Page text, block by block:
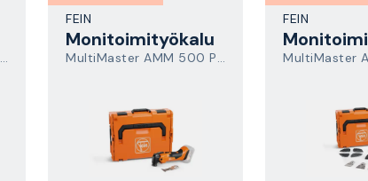
MultiMaster AMM 500 Plus Top AS
FEIN
Monitoimityökalu
MultiMaster AMM 500 Plus AS
FEIN